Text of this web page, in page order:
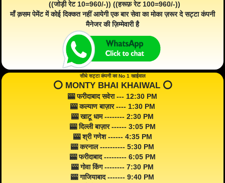
((जोड़ी रेट 10=960/-)) ((हरूफ़ रेट 100=960/-))
माँ क़सम पेमेंट में कोई दिक्कत नहीं आयेगी एक बार सेवा का मोका ज़रूर दे सट्टा कंपनी
मैनेजर की ज़िम्मेवारी है
सीधे सट्टा कंपनी का No 1 खाईवाल
⭕️ MONTY BHAI KHAIWAL ⭕️
🎰 फरीदाबाद सवेरा --- 12:30 PM
🎰 कल्याण बाज़ार ---- 1:30 PM
🎰 खाटू धाम -------- 2:30 PM
🎰 दिल्ली बाज़ार ------ 3:05 PM
🎰 श्री गणेश ------ 4:35 PM
🎰 करनाल ---------- 5:30 PM
🎰 फरीदाबाद --------- 6:05 PM
🎰 गोवा किंग -------- 7:30 PM
🎰 गाजियाबाद ------- 9:40 PM